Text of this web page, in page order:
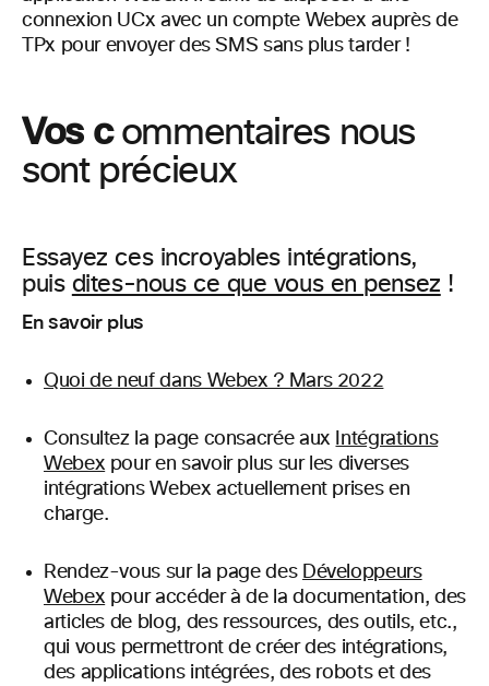
connexion UCx avec un compte Webex auprès de
TPx pour envoyer des SMS sans plus tarder !
Vos c ommentaires nous
sont précieux
Essayez ces incroyables intégrations,
puis dites-nous ce que vous en pensez !
En savoir plus
Quoi de neuf dans Webex ? Mars 2022
Consultez la page consacrée aux
Intégrations
Webex pour en savoir plus sur les diverses
intégrations Webex actuellement prises en
charge.
Rendez-vous sur la page des Développeurs
Webex pour accéder à de la documentation, des
articles de blog, des ressources, des outils, etc.,
qui vous permettront de créer des intégrations,
des applications intégrées, des robots et des